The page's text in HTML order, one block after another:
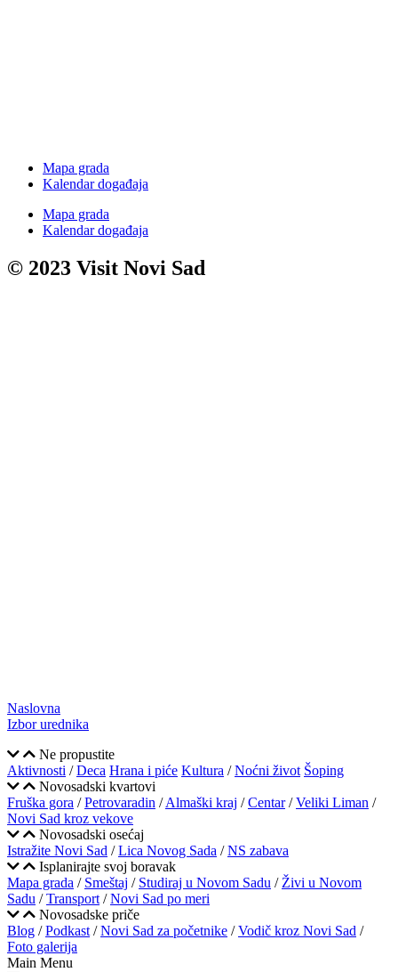
Mapa grada
Kalendar događaja
Mapa grada
Kalendar događaja
© 2023 Visit Novi Sad
Naslovna
Izbor urednika
Ne propustite
Aktivnosti /Deca Hrana i piće Kultura /Noćni život Šoping
Novosadski kvartovi
Fruška gora /Petrovaradin /Almaški kraj /Centar/Veliki Liman /
Novi Sad kroz vekove
Novosadski osećaj
Istražite Novi Sad /Lica Novog Sada /NS zabava
Isplanirajte svoj boravak
Mapa grada / Smeštaj / Studiraj u Novom Sadu / Živi u Novom
Sadu /Transport /Novi Sad po meri
Novosadske priče
Blog /Podkast /Novi Sad za početnike /Vodič kroz Novi Sad /
Foto galerija
Main Menu